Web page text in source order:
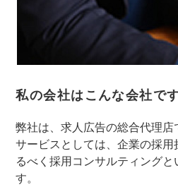
私の会社はこんな会社です
弊社は、求人広告の総合代理店
サービスとしては、企業の採
るべく採用コンサルティングと
す。